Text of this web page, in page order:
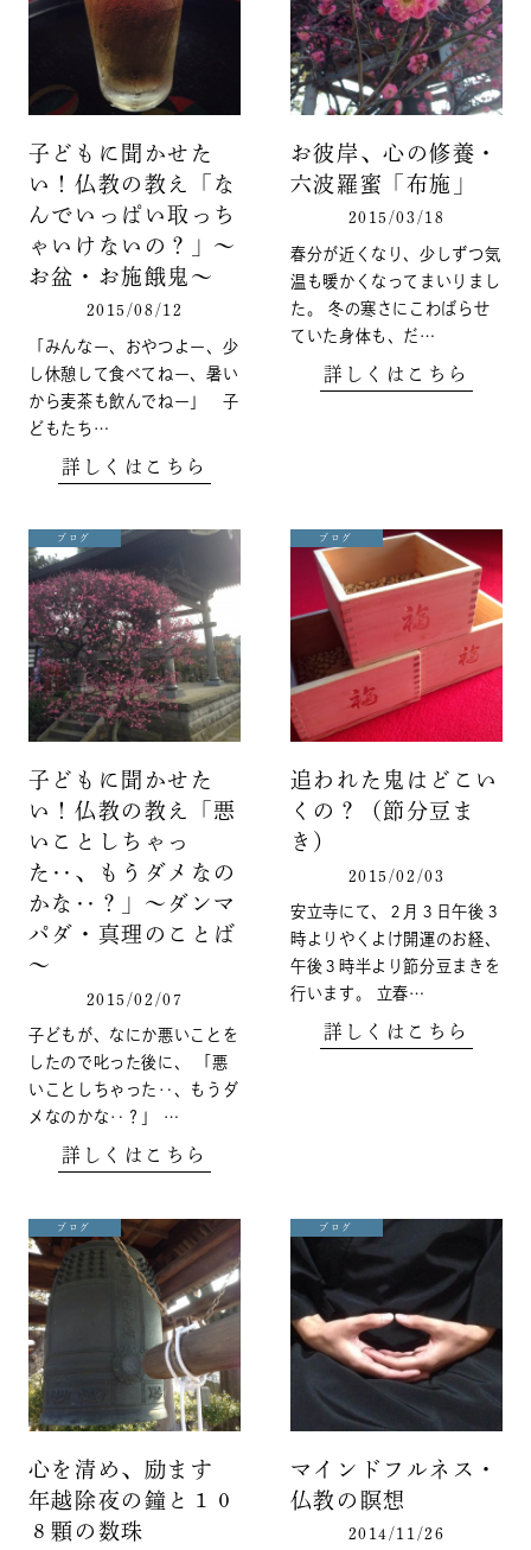
子どもに聞かせた
い！仏教の教え「な
んでいっぱい取っち
ゃいけないの？」～
お盆・お施餓鬼～
2015/08/12
「みんなー、おやつよー、少
し休憩して食べてねー、暑い
から麦茶も飲んでねー」 子
どもたち…
詳しくはこちら
お彼岸、心の修養・
六波羅蜜「布施」
2015/03/18
春分が近くなり、少しずつ気
温も暖かくなってまいりまし
た。 冬の寒さにこわばらせ
ていた身体も、だ…
詳しくはこちら
ブログ
子どもに聞かせた
い！仏教の教え「悪
いことしちゃっ
た‥、もうダメなの
かな‥？」～ダンマ
パダ・真理のことば
～
2015/02/07
子どもが、なにか悪いことを
したので叱った後に、 「悪
いことしちゃった‥、もうダ
メなのかな‥？」 …
詳しくはこちら
ブログ
追われた鬼はどこい
くの？（節分豆ま
き）
2015/02/03
安立寺にて、２月３日午後３
時よりやくよけ開運のお経、
午後３時半より節分豆まきを
行います。 立春…
詳しくはこちら
ブログ
心を清め、励ます
年越除夜の鐘と１０
８顆の数珠
ブログ
マインドフルネス・
仏教の瞑想
2014/11/26